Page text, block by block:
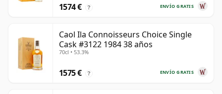
ENVÍO GRATIS
1574 € ?
Caol Ila Connoisseurs Choice Single
Cask #3122 1984 38 años
70cl • 53.3%
ENVÍO GRATIS
1575 € ?